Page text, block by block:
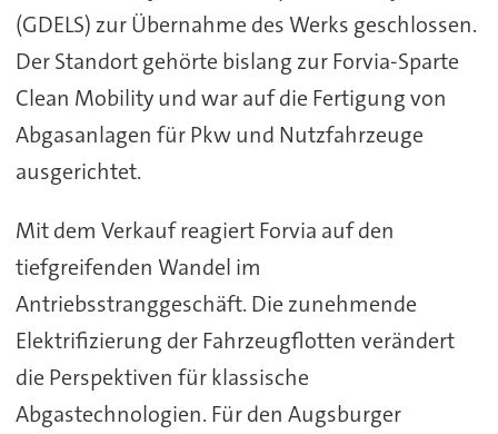
(GDELS) zur Übernahme des Werks geschlossen.
Der Standort gehörte bislang zur Forvia-Sparte
Clean Mobility und war auf die Fertigung von
Abgasanlagen für Pkw und Nutzfahrzeuge
ausgerichtet.
Mit dem Verkauf reagiert Forvia auf den
tiefgreifenden Wandel im
Antriebsstranggeschäft. Die zunehmende
Elektrifizierung der Fahrzeugflotten verändert
die Perspektiven für klassische
Abgastechnologien. Für den Augsburger